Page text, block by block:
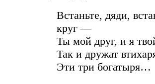
Встаньте, дяди,
круг —
Ты мой друг, и я
Так и дружат
Эти три богатыря…